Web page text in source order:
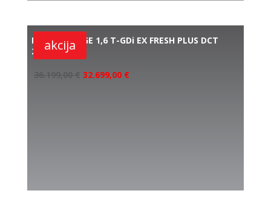
akcija
KIA SPORTAGE 1,6 T-GDi EX FRESH PLUS DCT
2WD
36.199,00€ 32.699,00 €